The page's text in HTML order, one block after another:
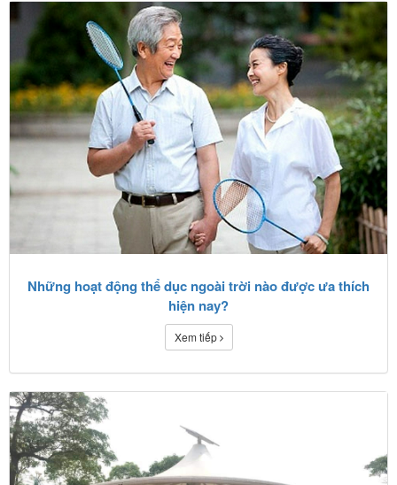
Những hoạt động thể dục ngoài trời nào được ưa thích
hiện nay?
Xem tiếp